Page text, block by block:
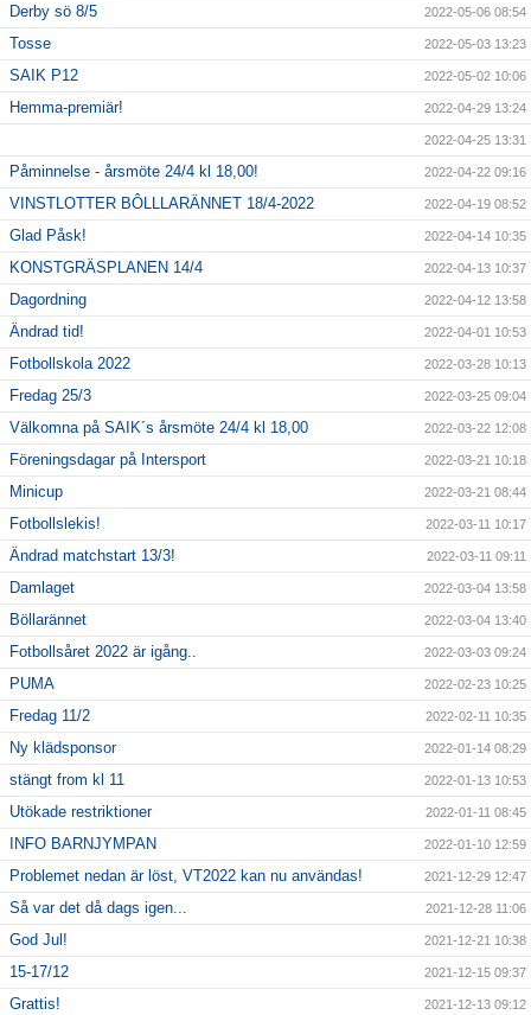
Derby sö 8/5 2022-05-06 08:54
Tosse 2022-05-03 13:23
SAIK P12 2022-05-02 10:06
Hemma-premiär! 2022-04-29 13:24
2022-04-25 13:31
Påminnelse - årsmöte 24/4 kl 18,00! 2022-04-22 09:16
VINSTLOTTER BÔLLLARÄNNET 18/4-2022 2022-04-19 08:52
Glad Påsk! 2022-04-14 10:35
KONSTGRÄSPLANEN 14/4 2022-04-13 10:37
Dagordning 2022-04-12 13:58
Ändrad tid! 2022-04-01 10:53
Fotbollskola 2022 2022-03-28 10:13
Fredag 25/3 2022-03-25 09:04
Välkomna på SAIK´s årsmöte 24/4 kl 18,00 2022-03-22 12:08
Föreningsdagar på Intersport 2022-03-21 10:18
Minicup 2022-03-21 08:44
Fotbollslekis! 2022-03-11 10:17
Ändrad matchstart 13/3! 2022-03-11 09:11
Damlaget 2022-03-04 13:58
Böllarännet 2022-03-04 13:40
Fotbollsåret 2022 är igång.. 2022-03-03 09:24
PUMA 2022-02-23 10:25
Fredag 11/2 2022-02-11 10:35
Ny klädsponsor 2022-01-14 08:29
stängt from kl 11 2022-01-13 10:53
Utökade restriktioner 2022-01-11 08:45
INFO BARNJYMPAN 2022-01-10 12:59
Problemet nedan är löst, VT2022 kan nu användas! 2021-12-29 12:47
Så var det då dags igen... 2021-12-28 11:06
God Jul! 2021-12-21 10:38
15-17/12 2021-12-15 09:37
Grattis! 2021-12-13 09:12